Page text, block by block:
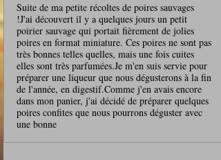
Suite de ma petite récoltes de poires sauvages
!J'ai découvert il y a quelques jours un petit
poirier sauvage qui portait fièrement de jolies
poires en format miniature. Ces poires ne sont pas
très bonnes telles quelles, mais une fois cuites
elles sont très parfumées.Je m'en suis servie pour
préparer une liqueur que nous dégusterons à la fin
de l'année, en digestif.Comme j'en avais encore
dans mon panier, j'ai décidé de préparer quelques
poires confites que nous pourrons déguster avec
une bonne